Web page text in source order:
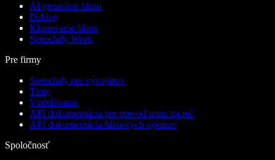
AI generátor hlasu
Dabing
Klonovanie hlasu
Speechify Work
Pre firmy
Speechify pre vývojárov
Tímy
Vzdelávanie
API dokumentácia pre prevod textu na reč
API dokumentácia hlasových agentov
Spoločnosť